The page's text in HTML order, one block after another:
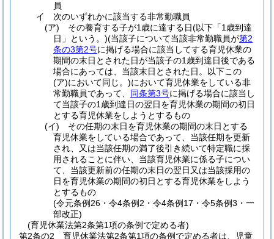
員
イ
次のいずれかに該当する非常勤職員
(ア)
その養育する子が1歳に達する日(以下「1歳到達
日」という。)(当該子について当該非常勤職員が第2
条の3第2号に掲げる場合に該当してする育児休業の
期間の末日とされた日が当該子の1歳到達日後である
場合にあっては、当該末日とされた日。以下この
(ア)において同じ。)において育児休業をしている非
常勤職員であって、 同条第3号に掲げる場合に該当し
て当該子の1歳到達日の翌日を育児休業の期間の初日
とする育児休業をしようとするもの
(イ)
その任期の末日を育児休業の期間の末日とする
育児休業をしている場合であって、当該任期を更新
され、又は当該任期の満了後引き続いて特定職に採
用されることに伴い、当該育児休業に係る子につい
て、当該更新前の任期の末日の翌日又は当該採用の
日を育児休業の期間の初日とする育児休業をしよう
とするもの
(令元条例26・令4条例2・令4条例17・令5条例3・一
部改正)
(育児休業法第2条第1項の条例で定める者)
第2条の2
育児休業法第2条第1項の条例で定める者は、児童